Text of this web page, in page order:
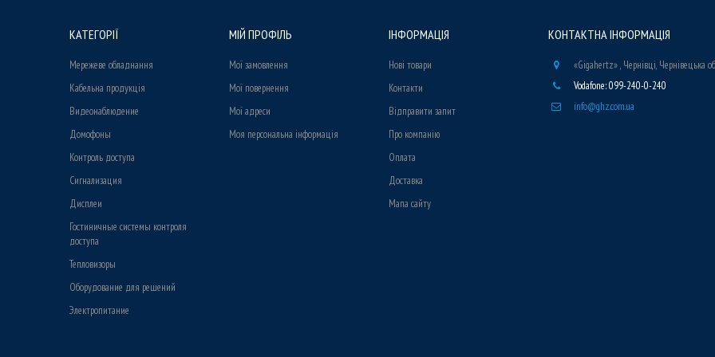
КАТЕГОРІЇ
Мережеве обладнання
Кабельна продукція
Видеонаблюдение
Домофоны
Контроль доступа
Сигнализация
Дисплеи
Гостиничные системы контроля
доступа
Тепловизоры
Оборудование для решений
Электропитание
МІЙ ПРОФІЛЬ
Мої замовлення
Мої повернення
Мої адреси
Моя персональна інформація
ІНФОРМАЦІЯ
Нові товари
Контакти
Відправити запит
Про компанію
Оплата
Доставка
Мапа сайту
КОНТАКТНА ІНФОРМАЦІЯ
«Gigahertz» , Чернівці, Чернівецька
Vodafone: 099-240-0-240
info@ghz.com.ua